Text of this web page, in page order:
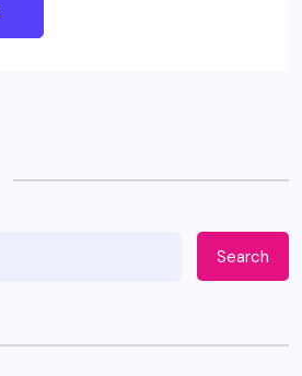
Search